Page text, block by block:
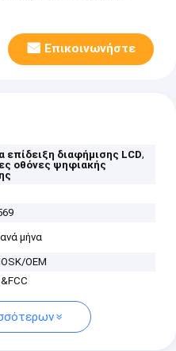
νοσοκομείο
Επικοινωνήστε
επίδειξη διαφήμισης LCD,
οθόνες ψηφιακής
μήνα
OEM